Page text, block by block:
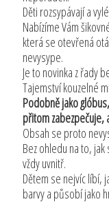
Děti rozsypávají a
Nabízíme Vám
která se otevřená
nevysype.
Je to novinka z řady
Tajemství kouzelné
Podobně jako
přitom zabezpečuje,
Obsah se proto
Bez ohledu na to,
vždy uvnitř.
Dětem se nejvíc líbí,
barvy a působí jako